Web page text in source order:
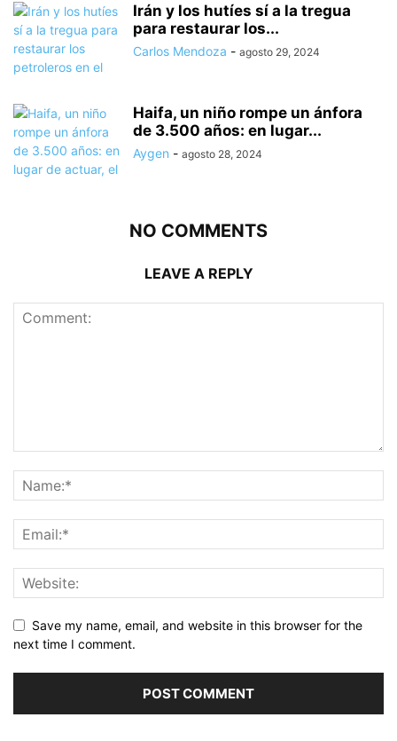
Irán y los hutíes sí a la tregua
para restaurar los...
Carlos Mendoza - agosto 29, 2024
Haifa, un niño rompe un ánfora
de 3.500 años: en lugar...
Aygen - agosto 28, 2024
NO COMMENTS
LEAVE A REPLY
Save my name, email, and website in this browser for the
next time I comment.